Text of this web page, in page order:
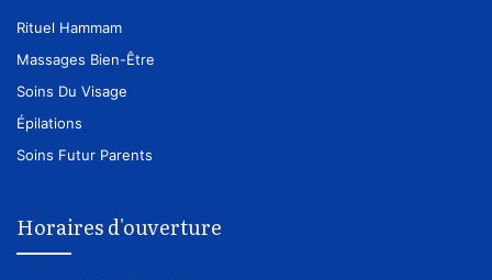
Rituel Hammam
Massages Bien-Être
Soins Du Visage
Épilations
Soins Futur Parents
Horaires d'ouverture